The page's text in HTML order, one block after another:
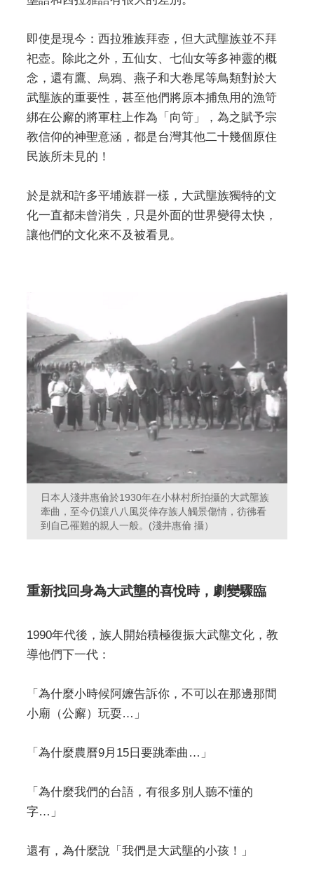
即使是現今：西拉雅族拜壺，但大武壟族並不拜
祀壺。除此之外，五仙女、七仙女等多神靈的概
念，還有鷹、烏鴉、燕子和大卷尾等鳥類對於大
武壟族的重要性，甚至他們將原本捕魚用的漁笴
綁在公廨的將軍柱上作為「向笴」，為之賦予宗
教信仰的神聖意涵，都是台灣其他二十幾個原住
民族所未見的！
於是就和許多平埔族群一樣，大武壟族獨特的文
化一直都未曾消失，只是外面的世界變得太快，
讓他們的文化來不及被看見。
日本人淺井惠倫於1930年在小林村所拍攝的大武壟族
牽曲，至今仍讓八八風災倖存族人觸景傷情，彷彿看
到自己罹難的親人一般。(淺井惠倫 攝）
重新找回身為大武壟的喜悅時，劇變驟臨
1990年代後，族人開始積極復振大武壟文化，教
導他們下一代：
「為什麼小時候阿嬤告訴你，不可以在那邊那間
小廟（公廨）玩耍…」
「為什麼農曆9月15日要跳牽曲…」
「為什麼我們的台語，有很多別人聽不懂的
字…」
還有，為什麼說「我們是大武壟的小孩！」